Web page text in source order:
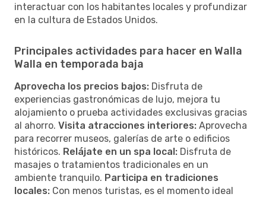
interactuar con los habitantes locales y profundizar
en la cultura de Estados Unidos.
Principales actividades para hacer en Walla
Walla en temporada baja
Aprovecha los precios bajos: Disfruta de
experiencias gastronómicas de lujo, mejora tu
alojamiento o prueba actividades exclusivas gracias
al ahorro. Visita atracciones interiores: Aprovecha
para recorrer museos, galerías de arte o edificios
históricos. Relájate en un spa local: Disfruta de
masajes o tratamientos tradicionales en un
ambiente tranquilo. Participa en tradiciones
locales: Con menos turistas, es el momento ideal